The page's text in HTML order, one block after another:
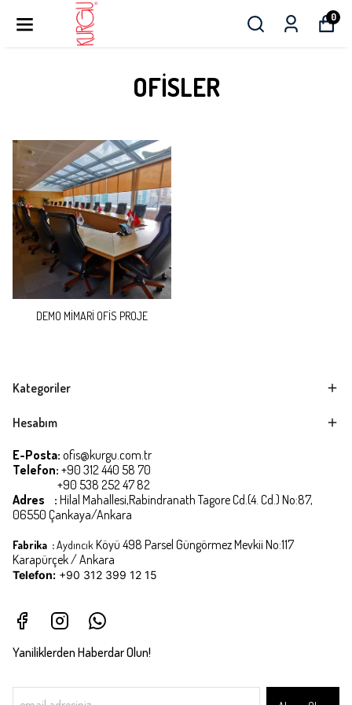
0
OFİSLER
DEMO MİMARİ OFİS PROJE
Kategoriler
Hesabım
E-Posta: ofis@kurgu.com.tr
Telefon: +90 312 440 58 70
+90 538 252 47 82
Adres : Hilal Mahallesi,Rabindranath Tagore Cd.(4. Cd.) No:87,
06550 Çankaya/Ankara
Fabrika :Aydıncık Köyü 498 Parsel Güngörmez Mevkii No:117
Karapürçek / Ankara
Telefon: +90 312 399 12 15
Yaniliklerden Haberdar Olun!